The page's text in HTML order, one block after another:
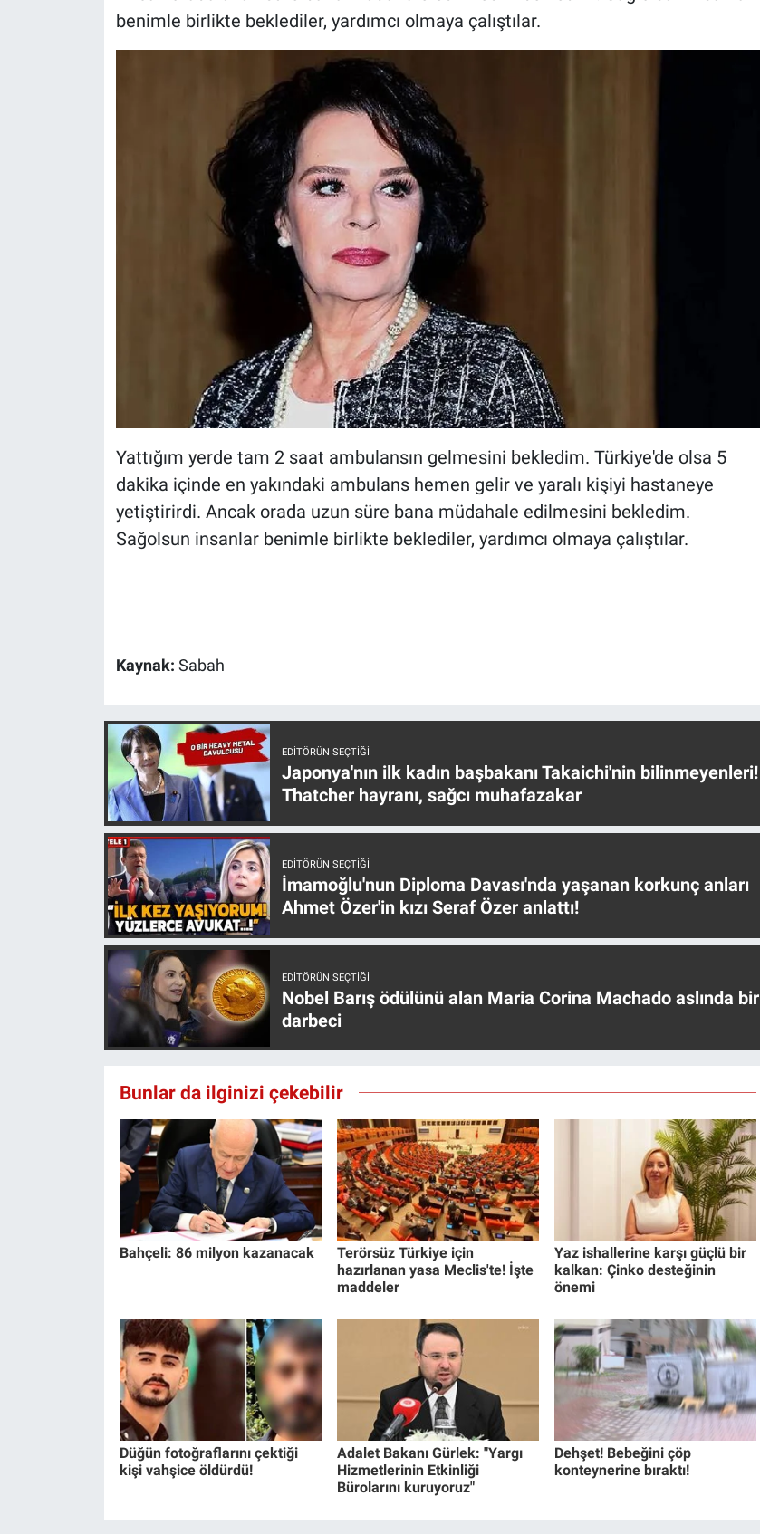
benimle birlikte beklediler, yardımcı olmaya çalıştılar.
Yattığım yerde tam 2 saat ambulansın gelmesini bekledim. Türkiye'de olsa 5
dakika içinde en yakındaki ambulans hemen gelir ve yaralı kişiyi hastaneye
yetiştirirdi. Ancak orada uzun süre bana müdahale edilmesini bekledim.
Sağolsun insanlar benimle birlikte beklediler, yardımcı olmaya çalıştılar.
Kaynak: Sabah
EDITÖRÜN SEÇTIĞI
Japonya'nın ilk kadın başbakanı Takaichi'nin bilinmeyenleri!
Thatcher hayranı, sağcı muhafazakar
EDITÖRÜN SEÇTIĞI
İmamoğlu'nun Diploma Davası'nda yaşanan korkunç anları
Ahmet Özer'in kızı Seraf Özer anlattı!
EDITÖRÜN SEÇTIĞI
Nobel Barış ödülünü alan Maria Corina Machado aslında bir
darbeci
Bunlar da ilginizi çekebilir
Bahçeli: 86 milyon kazanacak
Terörsüz Türkiye için
hazırlanan yasa Meclis'te! İşte
maddeler
Yaz ishallerine karşı güçlü bir
kalkan: Çinko desteğinin
önemi
Düğün fotoğraflarını çektiği
kişi vahşice öldürdü!
Adalet Bakanı Gürlek: "Yargı
Hizmetlerinin Etkinliği
Bürolarını kuruyoruz"
Dehşet! Bebeğini çöp
konteynerine bıraktı!